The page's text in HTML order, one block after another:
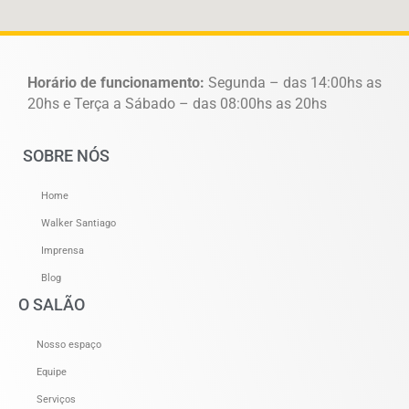
Horário de funcionamento: Segunda – das 14:00hs as
20hs e Terça a Sábado – das 08:00hs as 20hs
SOBRE NÓS
Home
Walker Santiago
Imprensa
Blog
O SALÃO
Nosso espaço
Equipe
Serviços